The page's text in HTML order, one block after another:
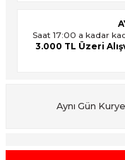
Saat 17:00 a kadar
3.000 TL Üzeri
Aynı Gün Kurye